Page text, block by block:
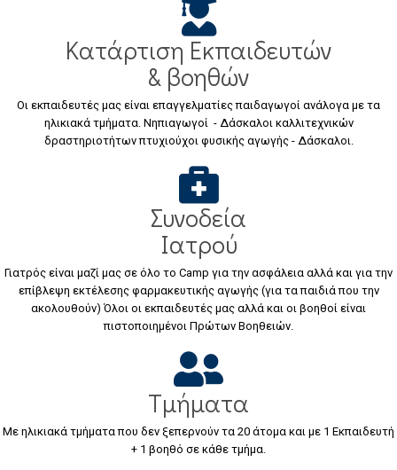
Κατάρτιση Εκπαιδευτών
& βοηθών
Οι εκπαιδευτές μας είναι επαγγελματίες παιδαγωγοί ανάλογα με τα
ηλικιακά τμήματα. Νηπιαγωγοί - Δάσκαλοι καλλιτεχνικών
δραστηριοτήτων πτυχιούχοι φυσικής αγωγής - Δάσκαλοι.
Συνοδεία
Ιατρού
Γιατρός είναι μαζί μας σε όλο το Camp για την ασφάλεια αλλά και για την
επίβλεψη εκτέλεσης φαρμακευτικής αγωγής (για τα παιδιά που την
ακολουθούν) Όλοι οι εκπαιδευτές μας αλλά και οι βοηθοί είναι
πιστοποιημένοι Πρώτων Βοηθειών.
Τμήματα
Με ηλικιακά τμήματα που δεν ξεπερνούν τα 20 άτομα και με 1 Εκπαιδευτή
+ 1 βοηθό σε κάθε τμήμα.